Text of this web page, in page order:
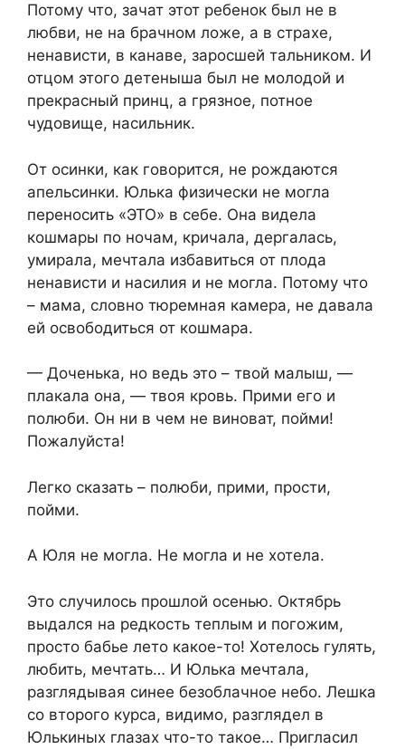
Потому что, зачат этот ребенок был не в
любви, не на брачном ложе, а в страхе,
ненависти, в канаве, заросшей тальником. И
отцом этого детеныша был не молодой и
прекрасный принц, а грязное, потное
чудовище, насильник.
От осинки, как говорится, не рождаются
апельсинки. Юлька физически не могла
переносить «ЭТО» в себе. Она видела
кошмары по ночам, кричала, дергалась,
умирала, мечтала избавиться от плода
ненависти и насилия и не могла. Потому что
– мама, словно тюремная камера, не давала
ей освободиться от кошмара.
— Доченька, но ведь это – твой малыш, —
плакала она, — твоя кровь. Прими его и
полюби. Он ни в чем не виноват, пойми!
Пожалуйста!
Легко сказать – полюби, прими, прости,
пойми.
А Юля не могла. Не могла и не хотела.
Это случилось прошлой осенью. Октябрь
выдался на редкость теплым и погожим,
просто бабье лето какое-то! Хотелось гулять,
любить, мечтать… И Юлька мечтала,
разглядывая синее безоблачное небо. Лешка
со второго курса, видимо, разглядел в
Юлькиных глазах что-то такое… Пригласил